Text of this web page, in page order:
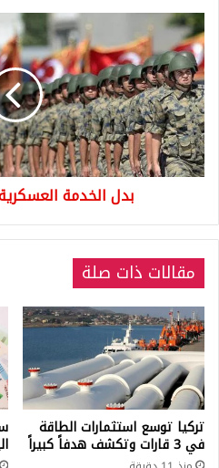
بدل
الخدمة
العسكرية
في
تركيا
2020
بدل الخدمة العسكرية
مقالات ذات صلة
تركيا توسع استثمارات الطاقة
في 3 قارات وتكشف هدفاً كبيراً